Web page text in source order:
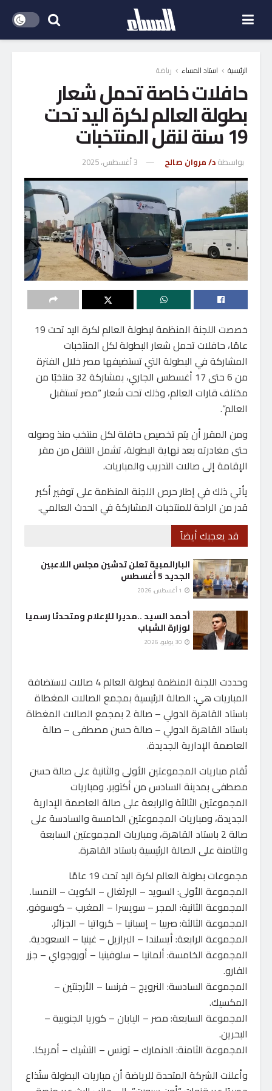
الرئيسية استاد المساء رياضة
حافلات خاصة تحمل شعار
بطولة العالم لكرة اليد تحت
19 سنة لنقل المنتخبات
بواسطةد/ مروان صالح 3 أغسطس، 2025
خصصت اللجنة المنظمة لبطولة العالم لكرة اليد تحت 19
عامًا، حافلات تحمل شعار البطولة لكل المنتخبات
المشاركة في البطولة التي تستضيفها مصر خلال الفترة
من 6 حتى 17 أغسطس الجاري، بمشاركة 32 منتخبًا من
مختلف قارات العالم، وذلك تحت شعار “مصر تستقبل
العالم”.
ومن المقرر أن يتم تخصيص حافلة لكل منتخب منذ وصوله
حتى مغادرته بعد نهاية البطولة، تشمل التنقل من مقر
الإقامة إلى صالات التدريب والمباريات.
يأتي ذلك في إطار حرص اللجنة المنظمة على توفير أكبر
قدر من الراحة للمنتخبات المشاركة في الحدث العالمي.
قد يعجبك أيضاً
البارالمبية تعلن تدشين مجلس اللاعبين
الجديد 5 أغسطس
أحمد السيد ..مديرا للإعلام ومتحدثا رسميا
لوزارة الشباب
وحددت اللجنة المنظمة لبطولة العالم 4 صالات لاستضافة
المباريات هي: الصالة الرئيسية بمجمع الصالات المغطاة
باستاد القاهرة الدولي – صالة 2 بمجمع الصالات المغطاة
باستاد القاهرة الدولي – صالة حسن مصطفى – صالة
العاصمة الإدارية الجديدة.
تُقام مباريات المجموعتين الأولى والثانية على صالة حسن
مصطفى بمدينة السادس من أكتوبر، ومباريات
المجموعتين الثالثة والرابعة على صالة العاصمة الإدارية
الجديدة، ومباريات المجموعتين الخامسة والسادسة على
صالة 2 باستاد القاهرة، ومباريات المجموعتين السابعة
والثامنة على الصالة الرئيسية باستاد القاهرة.
مجموعات بطولة العالم لكرة اليد تحت 19 عامًا
المجموعة الأولى: السويد – البرتغال – الكويت – النمسا.
المجموعة الثانية: المجر – سويسرا – المغرب – كوسوفو.
المجموعة الثالثة: صربيا – إسبانيا – كرواتيا – الجزائر.
المجموعة الرابعة: أيسلندا – البرازيل – غينيا – السعودية.
المجموعة الخامسة: ألمانيا – سلوفينيا – أوروجواي – جزر
الفارو.
المجموعة السادسة: النرويج – فرنسا – الأرجنتين –
المكسيك.
المجموعة السابعة: مصر – اليابان – كوريا الجنوبية –
البحرين.
المجموعة الثامنة: الدنمارك – تونس – التشيك – أمريكا.
وأعلنت الشركة المتحدة للرياضة أن مباريات البطولة ستُذاع